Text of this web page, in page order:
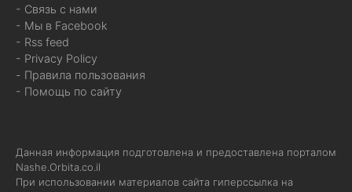
- Связь с нами
- Мы в Facebook
- Rss feed
- Privacy Policy
- Правила пользования
- Помощь по сайту
Данная информация подготовлена и предоставлена порталом
Nashe.Orbita.co.il
При использовании материалов сайта гиперссылка на